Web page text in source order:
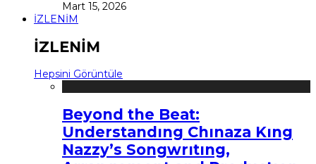
Mart 15, 2026
İZLENİM
İZLENİM
Hepsini Görüntüle
Beyond the Beat:
Understandıng Chınaza Kıng
Nazzy’s Songwrıtıng,